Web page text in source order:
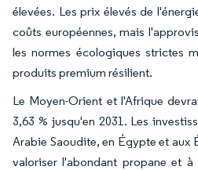
élevées. Les prix élevés de
coûts européennes, mais
les normes écologiques strictes
produits premium résilient.
Le Moyen-Orient et l'Afrique
3,63 % jusqu'en 2031. Les
Arabie Saoudite, en Égypte et aux
valoriser l'abondant propane et à